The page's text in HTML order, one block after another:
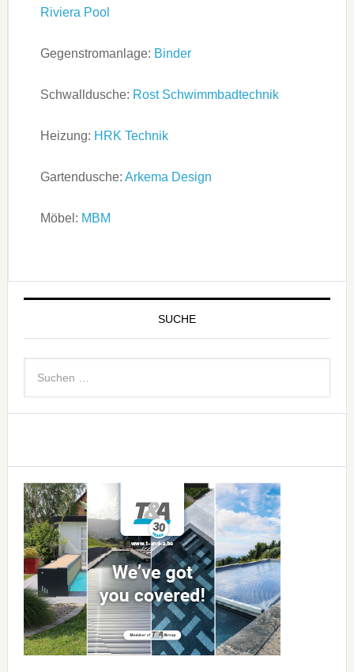
Riviera Pool
Gegenstromanlage: Binder
Schwalldusche: Rost Schwimmbadtechnik
Heizung: HRK Technik
Gartendusche: Arkema Design
Möbel: MBM
SUCHE